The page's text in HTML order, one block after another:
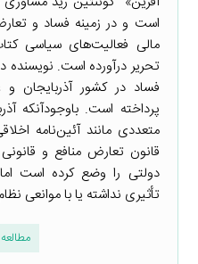
است و در زمینه فساد و
مالی فعالیت‌های سیاسی
تحریر درآورده است. نویسنده
فساد در کشور آذربایجان و
پرداخته است. باوجودآنکه
متعددی مانند آئین‌نامه
قانون تعارض منافع و
دولتی را وضع کرده است
تأثیری نداشته یا با موانعی